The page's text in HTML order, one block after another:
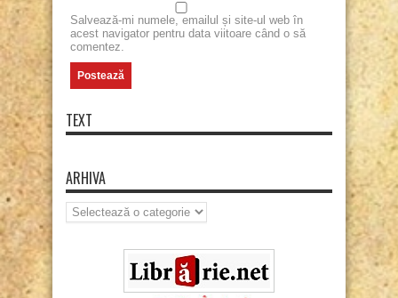
Salvează-mi numele, emailul și site-ul web în
acest navigator pentru data viitoare când o să
comentez.
TEXT
ARHIVA
Arhiva